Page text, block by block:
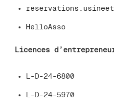
HelloAsso
Licences
L-D-24-6800
L-D-24-5970